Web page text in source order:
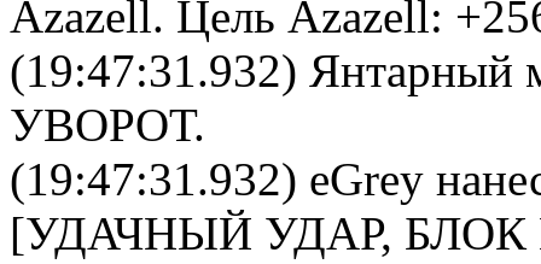
Azazell. Цель Azazell:
(19:47:31.932) Янтарный
УВОРОТ.
(19:47:31.932) eGrey
[УДАЧНЫЙ УДАР, БЛОК